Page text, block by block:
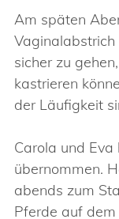
Am späten
sicher zu
kastrieren
der Läufigkeit
Carola und
übernommen.
abends zum
Pferde auf